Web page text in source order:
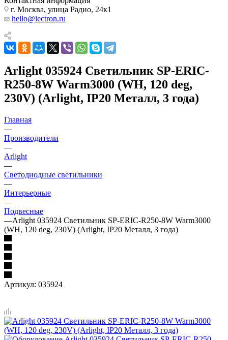
г. Москва, улица Радио, 24к1
hello@lectron.ru
Arlight 035924 Светильник SP-ERIC-
R250-8W Warm3000 (WH, 120 deg,
230V) (Arlight, IP20 Металл, 3 года)
Главная
—
Производители
—
Arlight
—
Светодиодные светильники
—
Интерьерные
—
Подвесные
—Arlight 035924 Светильник SP-ERIC-R250-8W Warm3000
(WH, 120 deg, 230V) (Arlight, IP20 Металл, 3 года)
Артикул: 035924